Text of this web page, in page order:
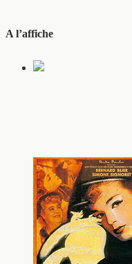
A l’affiche